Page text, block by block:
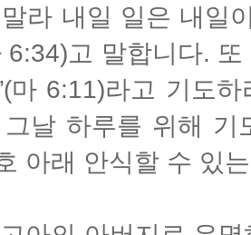
라 내일 일은 내일
6:34)고 말합니다.
마 6:11)라고 기도
날 하루를 위해
아래 안식할 수 있